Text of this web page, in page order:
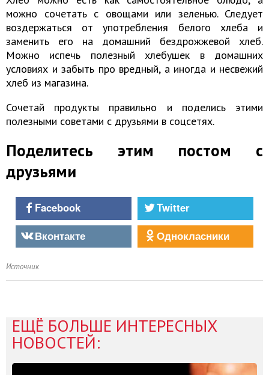
можно сочетать с овощами или зеленью. Следует
воздержаться от употребления белого хлеба и
заменить его на домашний бездрожжевой хлеб.
Можно испечь полезный хлебушек в домашних
условиях и забыть про вредный, а иногда и несвежий
хлеб из магазина.
Сочетай продукты правильно и поделись этими
полезными советами с друзьями в соцсетях.
Поделитесь этим постом с
друзьями
Facebook
Twitter
Вконтакте
Однокласники
Источник
ЕЩЁ БОЛЬШЕ ИНТЕРЕСНЫХ
НОВОСТЕЙ: